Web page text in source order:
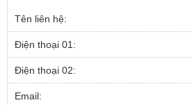
Tên liên hệ:
Điện thoại 01:
Điện thoại 02:
Email: